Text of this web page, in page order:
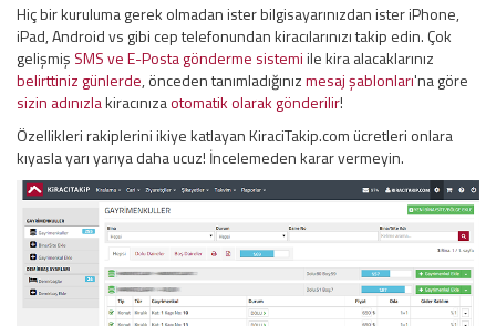
Hiç bir kuruluma gerek olmadan ister bilgisayarınızdan ister iPhone,
iPad, Android vs gibi cep telefonundan kiracılarınızı takip edin. Çok
gelişmiş SMS ve E-Posta gönderme sistemiile kira alacaklarınız
belirttiniz günlerde, önceden tanımladığınızmesaj şablonları'na göre
sizin adınızlakiracınızaotomatik olarak gönderilir!
Özellikleri rakiplerini ikiye katlayan KiraciTakip.com ücretleri onlara
kıyasla yarı yarıya daha ucuz! İncelemeden karar vermeyin.